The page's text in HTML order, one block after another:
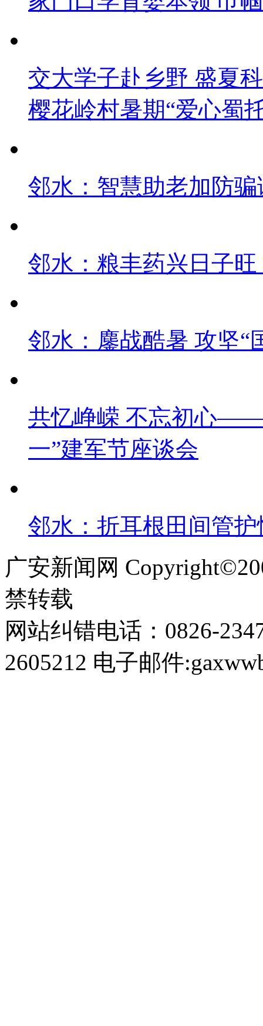
交大学子赴乡野 盛夏
樱花岭村暑期“爱心蜀
邻水：智慧助老加防
邻水：粮丰药兴日子
邻水：鏖战酷暑 攻坚“
共忆峥嵘 不忘初心——
一”建军节座谈会
邻水：折耳根田间管
广安新闻网
禁转载
网站纠错电话：0826-
2605212 电子邮件